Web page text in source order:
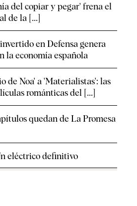
del copiar y pegar' frena el
de la [...]
en Defensa genera
la economía española
de Noa' a 'Materialistas': las
románticas del [...]
quedan de La Promesa
eléctrico definitivo